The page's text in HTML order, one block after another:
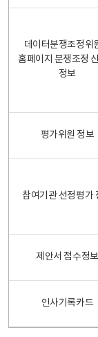
데이터분쟁조정위
홈페이지 분쟁조정
정보
평가위원 정보
참여기관 선정평가
제안서 접수정보
인사기록카드